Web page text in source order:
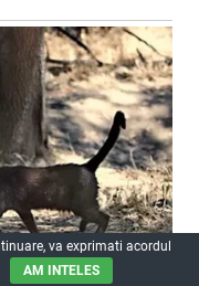
va exprimati acordul
AM INTELES